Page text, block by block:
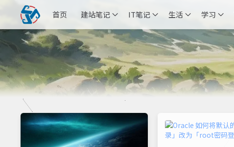
首页 建站笔记 IT笔记 生活 学习